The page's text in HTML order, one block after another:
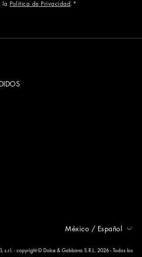
la Política de Privacidad .
México / Español
s.r.l. - copyright © Dolce & Gabbana S.R.L. 2026 - Todos los